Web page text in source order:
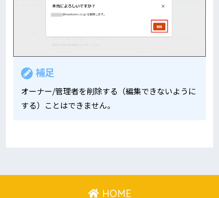
補足
オーナー/管理者を削除する（編集できないように
する）ことはできません。
HOME